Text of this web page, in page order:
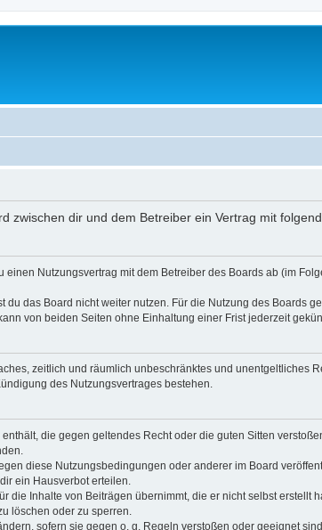
zwischen dir und dem Betreiber ein Vertrag mit
einen Nutzungsvertrag mit dem Betreiber des Boards ab (im
das Board nicht weiter nutzen. Für die Nutzung des Boards
von beiden Seiten ohne Einhaltung einer Frist jederzeit
zeitlich und räumlich unbeschränktes und unentgeltliches
des Nutzungsvertrages bestehen.
die gegen geltendes Recht oder die guten Sitten
diese Nutzungsbedingungen oder anderer im Board
ein Hausverbot erteilen.
die Inhalte von Beiträgen übernimmt, die er nicht selbst erstellt
löschen oder zu sperren.
sofern sie gegen o. g. Regeln verstoßen oder geeignet